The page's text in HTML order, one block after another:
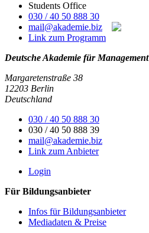
Students Office
030 / 40 50 888 30
mail@akademie.biz
Link zum Programm
Deutsche Akademie für Management
Margaretenstraße 38
12203 Berlin
Deutschland
030 / 40 50 888 30
030 / 40 50 888 39
mail@akademie.biz
Link zum Anbieter
Login
Für Bildungsanbieter
Infos für Bildungsanbieter
Mediadaten & Preise